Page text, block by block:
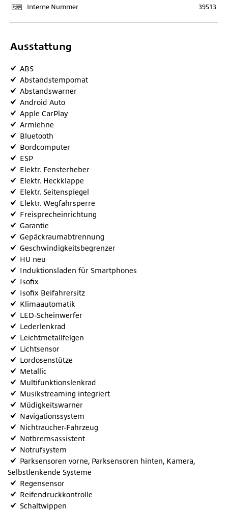
Interne Nummer
39513
Ausstattung
ABS
Abstandstempomat
Abstandswarner
Android Auto
Apple CarPlay
Armlehne
Bluetooth
Bordcomputer
ESP
Elektr. Fensterheber
Elektr. Heckklappe
Elektr. Seitenspiegel
Elektr. Wegfahrsperre
Freisprecheinrichtung
Garantie
Gepäckraumabtrennung
Geschwindigkeitsbegrenzer
HU neu
Induktionsladen für Smartphones
Isofix
Isofix Beifahrersitz
Klimaautomatik
LED-Scheinwerfer
Lederlenkrad
Leichtmetallfelgen
Lichtsensor
Lordosenstütze
Metallic
Multifunktionslenkrad
Musikstreaming integriert
Müdigkeitswarner
Navigationssystem
Nichtraucher-Fahrzeug
Notbremsassistent
Notrufsystem
Parksensoren vorne, Parksensoren hinten, Kamera,
Selbstlenkende Systeme
Regensensor
Reifendruckkontrolle
Schaltwippen